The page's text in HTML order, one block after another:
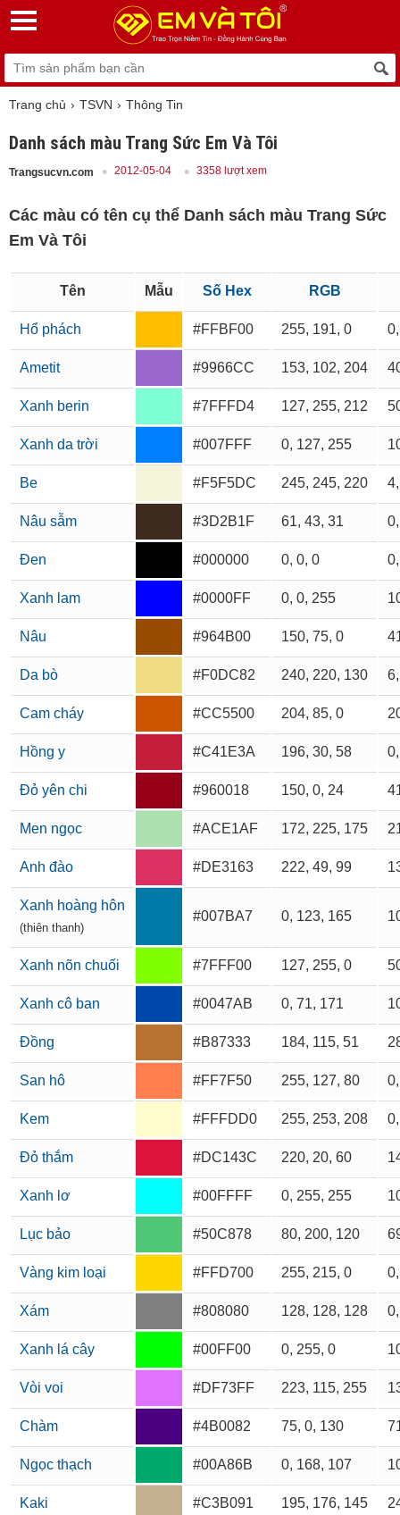
Trang chủ TSVN Thông Tin
Danh sách màu Trang Sức Em Và Tôi
Trangsucvn.com 2012-05-04 3358 lượt xem
Các màu có tên cụ thể Danh sách màu Trang Sức
Em Và Tôi
Tên Mẫu Số Hex RGB
Hổ phách #FFBF00 255, 191, 0
Ametit #9966CC 153, 102, 204
Xanh berin #7FFFD4 127, 255, 212
Xanh da trời #007FFF 0, 127, 255
Be #F5F5DC 245, 245, 220
Nâu sẫm #3D2B1F 61, 43, 31
Đen #000000 0, 0, 0
Xanh lam #0000FF 0, 0, 255
Nâu #964B00 150, 75, 0
Da bò #F0DC82 240, 220, 130
Cam cháy #CC5500 204, 85, 0
Hồng y #C41E3A 196, 30, 58
Đỏ yên chi #960018 150, 0, 24
Men ngọc #ACE1AF 172, 225, 175
Anh đào #DE3163 222, 49, 99
Xanh hoàng hôn
(thiên thanh)
#007BA7 0, 123, 165
Xanh nõn chuối #7FFF00 127, 255, 0
Xanh cô ban #0047AB 0, 71, 171
Đồng #B87333 184, 115, 51
San hô #FF7F50 255, 127, 80
Kem #FFFDD0 255, 253, 208
Đỏ thắm #DC143C 220, 20, 60
Xanh lơ #00FFFF 0, 255, 255
Lục bảo #50C878 80, 200, 120
Vàng kim loại #FFD700 255, 215, 0
Xám #808080 128, 128, 128
Xanh lá cây #00FF00 0, 255, 0
Vòi voi #DF73FF 223, 115, 255
Chàm #4B0082 75, 0, 130
Ngọc thạch #00A86B 0, 168, 107
Kaki #C3B091 195, 176, 145